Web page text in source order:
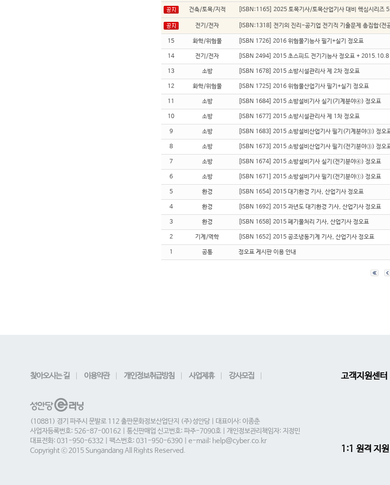
건축/토목/지적 [ISBN:1165] 2025 토목기사/토목산업기사 대비 핵심시리즈
전기/전자 [ISBN:1318] 전기의 진리-공기업 전기직 기출문제 총집합(전
15 화학/위험물 [ISBN 1726] 2016 위험물기능사 필기+실기 정오표
14 전기/전자 [ISBN 2494] 2015 초스피드 전기기능사 정오표 + 2015.10.8
13 소방 [ISBN 1678] 2015 소방시설관리사 제 2차 정오표
12 화학/위험물 [ISBN 1725] 2016 위험물산업기사 필기+실기 정오표
11 소방 [ISBN 1684] 2015 소방설비기사 실기(기계분야④) 정오표
10 소방 [ISBN 1677] 2015 소방시설관리사 제 1차 정오표
9 소방 [ISBN 1683] 2015 소방설비산업기사 필기(기계분야③) 정오
8 소방 [ISBN 1673] 2015 소방설비산업기사 필기(전기분야③) 정오
7 소방 [ISBN 1674] 2015 소방설비기사 실기(전기분야④) 정오표
6 소방 [ISBN 1671] 2015 소방설비기사 필기(전기분야①) 정오표
5 환경 [ISBN 1654] 2015 대기환경 기사, 산업기사 정오표
4 환경 [ISBN 1692] 2015 과년도 대기환경 기사, 산업기사 정오표
3 환경 [ISBN 1658] 2015 폐기물처리 기사, 산업기사 정오표
2 기계/역학 [ISBN 1652] 2015 공조냉동기계 기사, 산업기사 정오표
1 공통 정오표 게시판 이용 안내
찾아오시는 길 이용약관 개인정보취급방침 사업제휴 강사모집
(10881) 경기 파주시 문발로 112 출판문화정보산업단지 (주)성안당 | 대표이사: 이종춘
사업자등록번호: 526-87-00162 | 통신판매업 신고번호: 파주-7090호 | 개인정보관리책임자: 지정민
대표전화: 031-950-6332 | 팩스번호: 031-950-6390 | e-mail: help@cyber.co.kr
Copyright ⓒ 2015 Sungandang All Rights Reserved.
고객지원센터
1:1 원격 지원